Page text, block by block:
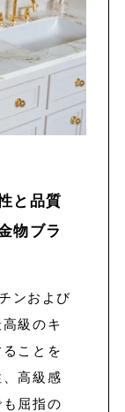
と品質
物ブラ
ンおよび
級のキ
ことを
高級感
屈指の